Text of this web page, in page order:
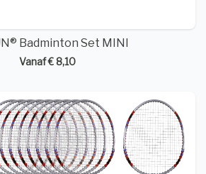
Badminton Set MINI
Vanaf € 8,10